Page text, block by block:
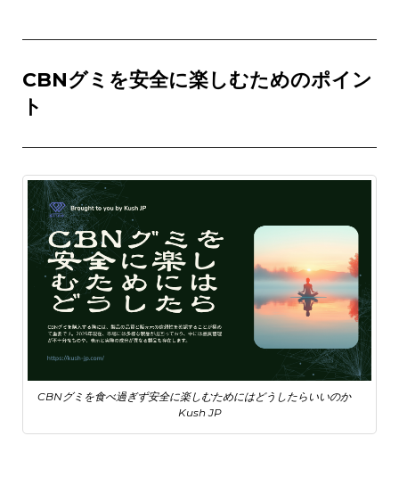
CBNグミを安全に楽しむためのポイン
ト
CBNグミを食べ過ぎず安全に楽しむためにはどうしたらいいのか
Kush JP